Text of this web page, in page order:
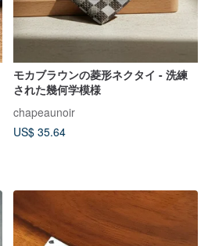
モカブラウンの菱形ネクタイ - 洗練
された幾何学模様
chapeaunoir
US$ 35.64